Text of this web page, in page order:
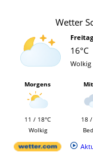
Wetter
16°C
Wolkig
Morgens
11 / 18°C
Wolkig
18 /